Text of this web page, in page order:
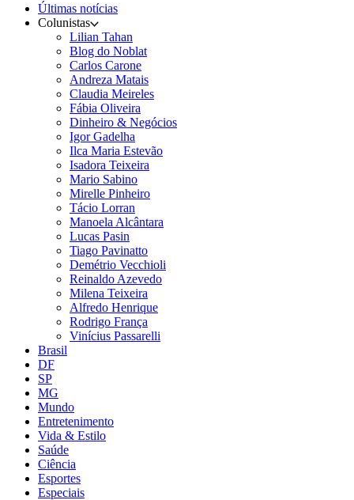
Últimas notícias
Colunistas
Lilian Tahan
Blog do Noblat
Carlos Carone
Andreza Matais
Claudia Meireles
Fábia Oliveira
Dinheiro & Negócios
Igor Gadelha
Ilca Maria Estevão
Isadora Teixeira
Mario Sabino
Mirelle Pinheiro
Tácio Lorran
Manoela Alcântara
Lucas Pasin
Tiago Pavinatto
Demétrio Vecchioli
Reinaldo Azevedo
Milena Teixeira
Alfredo Henrique
Rodrigo França
Vinícius Passarelli
Brasil
DF
SP
MG
Mundo
Entretenimento
Vida & Estilo
Saúde
Ciência
Esportes
Especiais